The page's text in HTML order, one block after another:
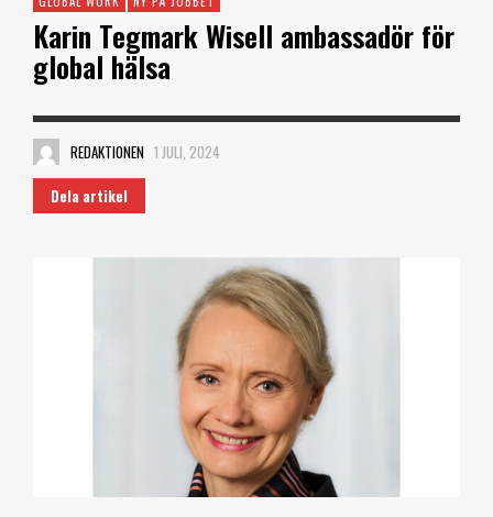
Karin Tegmark Wisell ambassadör för
global hälsa
REDAKTIONEN 1 JULI, 2024
Dela artikel